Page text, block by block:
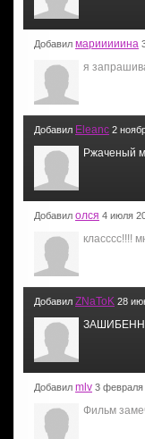
Добавил марииииина
я
Добавил Eleanc 2
Ржаченый
Добавил олся 4 июля
класссс!!!!
Добавил ZNaToK 28
Добавил mlv 3 февраля
Фильм